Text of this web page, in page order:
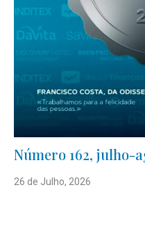
Número 162, julho-
26 de Julho, 2026